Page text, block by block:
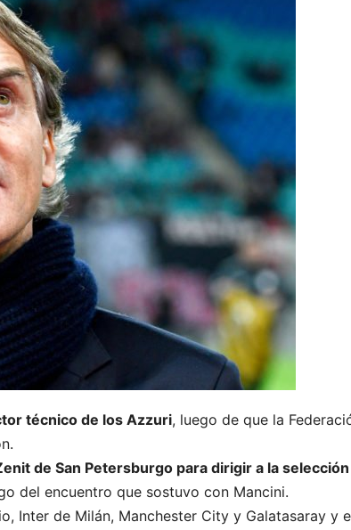
técnico de los Azzuri, luego de que la
de San Petersburgo para dirigir a la
del encuentro que sostuvo con Mancini.
Inter de Milán, Manchester City y Galatasaray y